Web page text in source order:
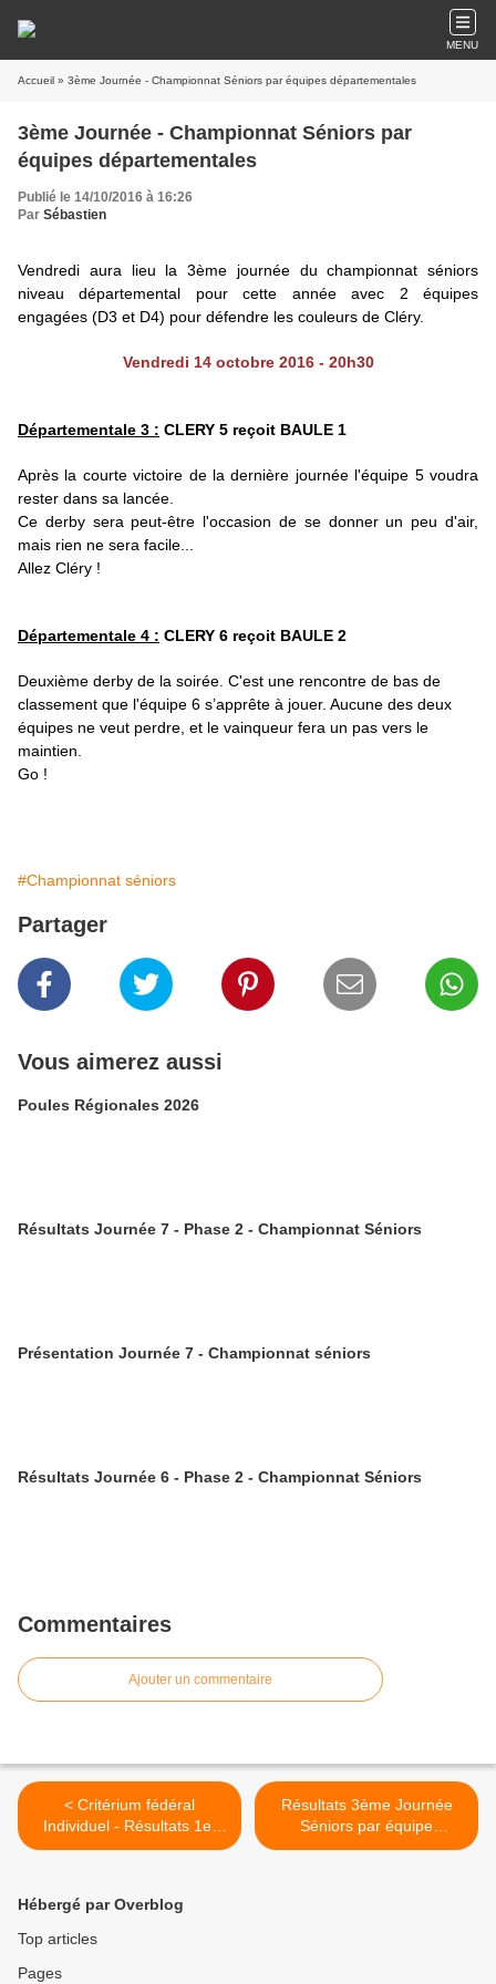
MENU
Accueil » 3ème Journée - Championnat Séniors par équipes départementales
3ème Journée - Championnat Séniors par
équipes départementales
Publié le 14/10/2016 à 16:26
Par Sébastien
Vendredi aura lieu la 3ème journée du championnat séniors
niveau départemental pour cette année avec 2 équipes
engagées (D3 et D4) pour défendre les couleurs de Cléry.
Vendredi 14 octobre 2016 - 20h30
Départementale 3 : CLERY 5 reçoit BAULE 1
Après la courte victoire de la dernière journée l'équipe 5 voudra
rester dans sa lancée.
Ce derby sera peut-être l'occasion de se donner un peu d'air,
mais rien ne sera facile...
Allez Cléry !
Départementale 4 : CLERY 6 reçoit BAULE 2
Deuxième derby de la soirée. C'est une rencontre de bas de
classement que l'équipe 6 s’apprête à jouer. Aucune des deux
équipes ne veut perdre, et le vainqueur fera un pas vers le
maintien.
Go !
#Championnat séniors
Partager
Vous aimerez aussi
Poules Régionales 2026
Résultats Journée 7 - Phase 2 - Championnat Séniors
Présentation Journée 7 - Championnat séniors
Résultats Journée 6 - Phase 2 - Championnat Séniors
Commentaires
Ajouter un commentaire
< Critérium fédéral
Individuel - Résultats 1er
tour 2016/2017
Résultats 3ème Journée
Séniors par équipe
Départementales >
Hébergé par Overblog
Top articles
Pages